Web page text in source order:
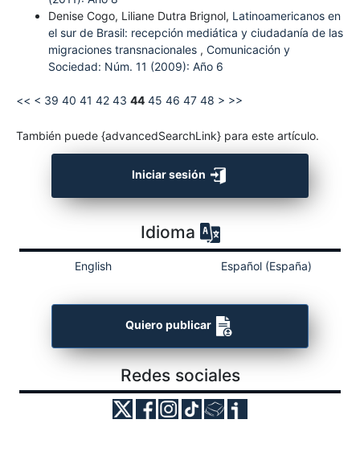
Denise Cogo, Liliane Dutra Brignol, Latinoamericanos en
el sur de Brasil: recepción mediática y ciudadanía de las
migraciones transnacionales , Comunicación y
Sociedad: Núm. 11 (2009): Año 6
<< < 39 40 41 42 43 44 45 46 47 48 > >>
También puede {advancedSearchLink} para este artículo.
Iniciar sesión
Idioma
English Español (España)
Quiero publicar
Redes sociales